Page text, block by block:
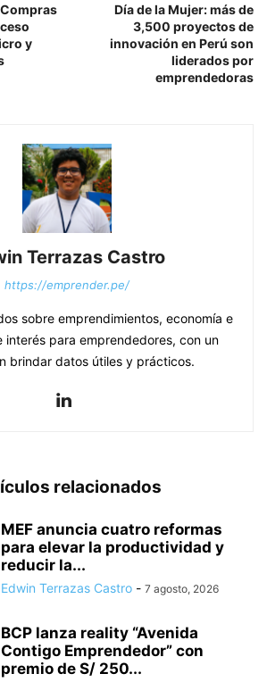
y
Día de la Mujer: más de
3,500 proyectos de
innovación en Perú son
liderados por
emprendedoras
Terrazas Castro
https://emprender.pe/
sobre emprendimientos, economía e
interés para emprendedores, con un
brindar datos útiles y prácticos.
relacionados
MEF anuncia cuatro reformas
para elevar la productividad y
reducir la...
Edwin Terrazas Castro - 7 agosto, 2026
BCP lanza reality “Avenida
Contigo Emprendedor” con
premio de S/ 250...